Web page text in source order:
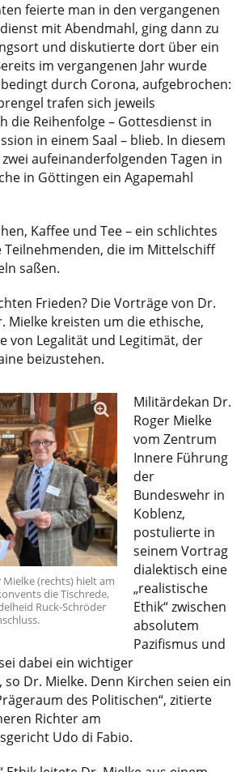
feierte man in den vergangenen
mit Abendmahl, ging dann zu
und diskutierte dort über ein
im vergangenen Jahr wurde
durch Corona, aufgebrochen:
trafen sich jeweils
die Reihenfolge – Gottesdienst in
in einem Saal – blieb. In diesem
aufeinanderfolgenden Tagen in
in Göttingen ein Agapemahl
Kaffee und Tee – ein schlichtes
die im Mittelschiff
saßen.
Frieden? Die Vorträge von Dr.
Mielke kreisten um die ethische,
von Legalität und Legitimät, der
beizustehen.
(rechts) hielt am
die Tischrede,
Ruck-Schröder
Militärdekan Dr.
Roger Mielke
vom Zentrum
Innere Führung
der
Bundeswehr in
Koblenz,
postulierte in
seinem Vortrag
dialektisch eine
„realistische
Ethik“ zwischen
absolutem
Pazifismus und
dabei ein wichtiger
Dr. Mielke. Denn Kirchen seien ein
des Politischen“, zitierte
Richter am
Udo di Fabio.